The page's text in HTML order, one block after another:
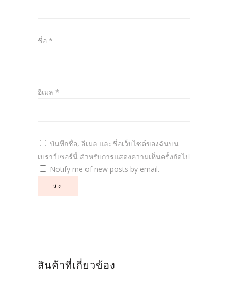
ชื่อ *
อีเมล *
บันทึกชื่อ, อีเมล และชื่อเว็บไซต์ของฉันบน
เบราว์เซอร์นี้ สำหรับการแสดงความเห็นครั้งถัดไป
Notify me of new posts by email.
สินค้าที่เกี่ยวข้อง